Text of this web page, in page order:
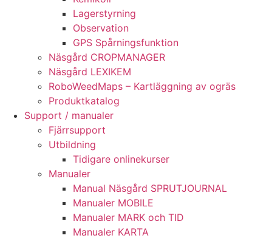
Lagerstyrning
Observation
GPS Spårningsfunktion
Näsgård CROPMANAGER
Näsgård LEXIKEM
RoboWeedMaps – Kartläggning av ogräs
Produktkatalog
Support / manualer
Fjärrsupport
Utbildning
Tidigare onlinekurser
Manualer
Manual Näsgård SPRUTJOURNAL
Manualer MOBILE
Manualer MARK och TID
Manualer KARTA